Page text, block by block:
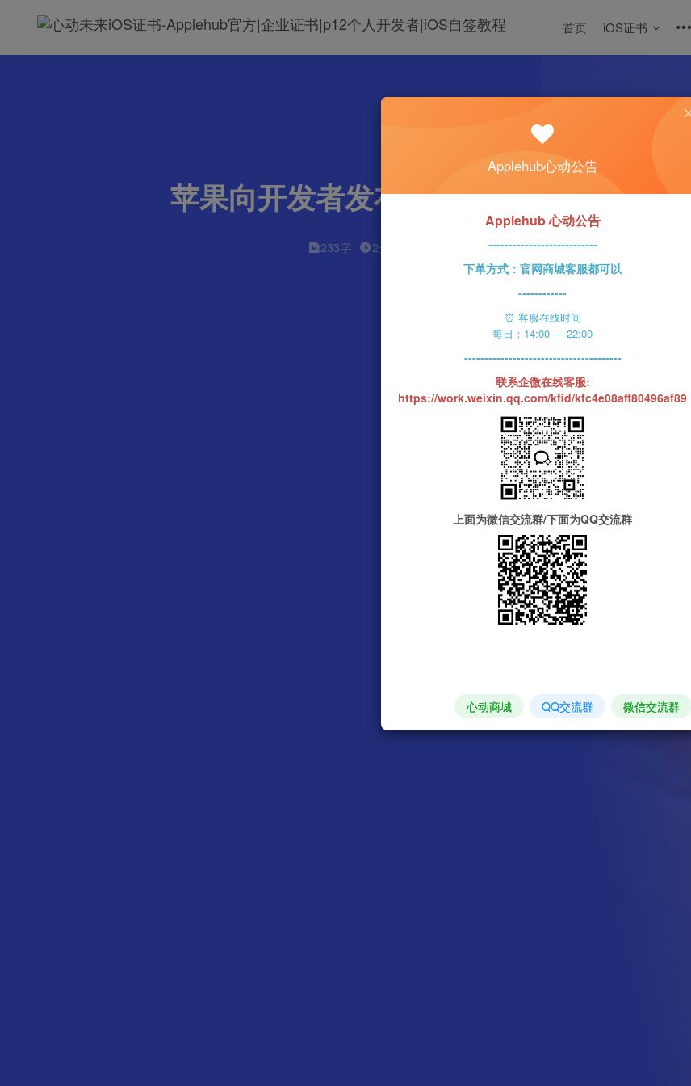
苹果向开发者发布了macOS Ventura
233字 2分钟 n1ght_Ra1n 93 该作
首页 iOS证书
Applehub心动公告
Applehub 心动公告
---------------------------
下单方式：官网商城客服都可以
------------
⏰ 客服在线时间
每日：14:00 — 22:00
---------------------------------------
联系企微在线客服:
https://work.weixin.qq.com/kfid/kfc4e08aff80496af89
上面为微信交流群/下面为QQ交流群
心动商城 QQ交流群 微信交流群